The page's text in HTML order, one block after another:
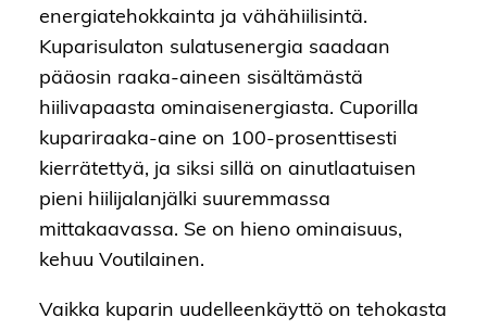
energiatehokkainta ja vähähiilisintä.
Kuparisulaton sulatusenergia saadaan
pääosin raaka-aineen sisältämästä
hiilivapaasta ominaisenergiasta. Cuporilla
kupariraaka-aine on 100-prosenttisesti
kierrätettyä, ja siksi sillä on ainutlaatuisen
pieni hiilijalanjälki suuremmassa
mittakaavassa. Se on hieno ominaisuus,
kehuu Voutilainen.
Vaikka kuparin uudelleenkäyttö on tehokasta